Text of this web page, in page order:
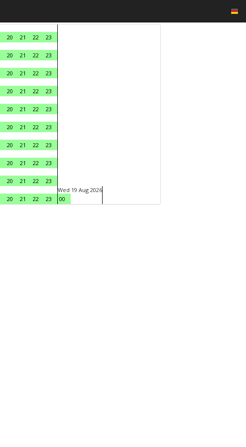
20 21 22
23
20 21 22
23
20 21 22
23
20 21 22
23
20 21 22
23
20 21 22
23
20 21 22
23
20 21 22
23
20 21 22
23
20 21 22 23
Wed 19 Aug 2026
00